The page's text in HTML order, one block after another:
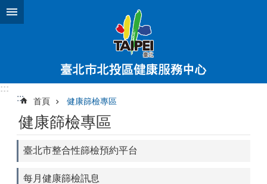
跳到主要內容區塊
:::
:::
首頁 健康篩檢專區
健康篩檢專區
臺北市整合性篩檢預約平台
每月健康篩檢訊息